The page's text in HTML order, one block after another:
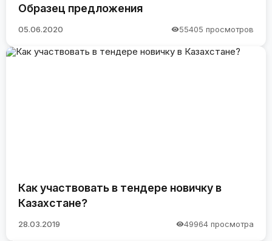
Образец предложения
05.06.2020 55405 просмотров
Как участвовать в тендере новичку в
Казахстане?
28.03.2019 49964 просмотра